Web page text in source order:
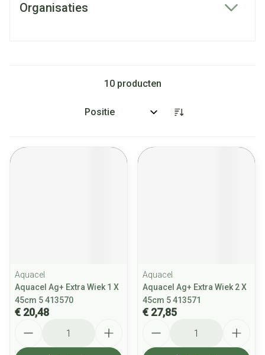
Organisaties
10producten
Sorteer op:
Aquacel
Aquacel Ag+ Extra Wiek 1 X
45cm 5 413570
€ 20,48
Aquacel
Aquacel Ag+ Extra Wiek 2 X
45cm 5 413571
€ 27,85